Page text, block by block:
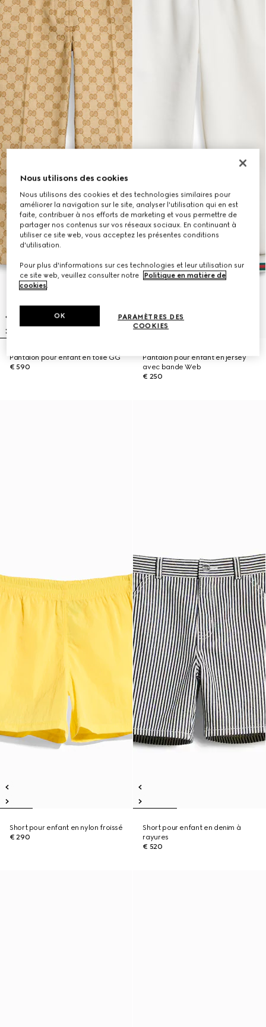
Pantalon pour enfant en toile GG
€ 590
Pantalon pour enfant en jersey
avec bande Web
€ 250
Short pour enfant en nylon froissé
€ 290
Short pour enfant en denim à
rayures
€ 520
Nous utilisons des cookies
Nous utilisons des cookies et des technologies similaires pour
améliorer la navigation sur le site, analyser l'utilisation qui en est
faite, contribuer à nos efforts de marketing et vous permettre de
partager nos contenus sur vos réseaux sociaux. En continuant à
utiliser ce site web, vous acceptez les présentes conditions
d'utilisation.
Pour plus d'informations sur ces technologies et leur utilisation sur
ce site web, veuillez consulter notre
Politique en matière de
cookies.
PARAMÈTRES DES
COOKIES
OK